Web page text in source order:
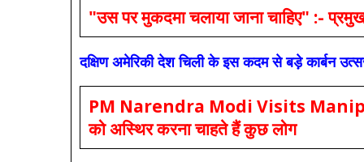
"उस पर मुकदमा चलाया जाना चाहिए" :-
दक्षिण अमेरिकी देश चिली के इस कदम से बड़े कार्बन
PM Narendra Modi Visits Manipur:
को अस्थिर करना चाहते हैं कुछ लोग